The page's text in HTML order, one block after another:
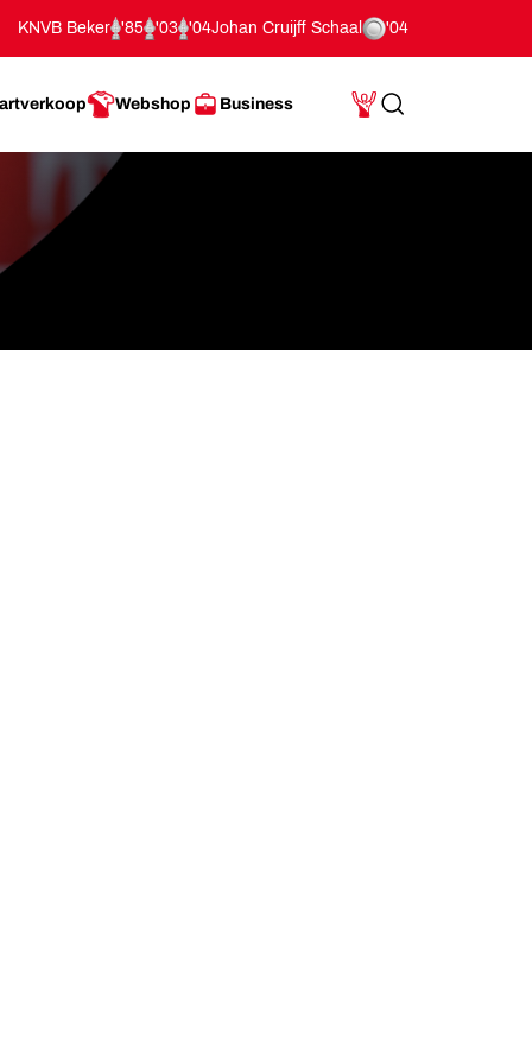
KNVB Beker '85 '03 '04Johan Cruijff Schaal '04
Webshop Business
Mijn Account
Search